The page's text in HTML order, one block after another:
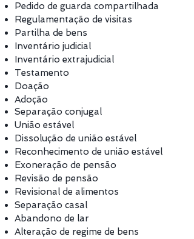
Pedido de guarda compartilhada
Regulamentação de visitas
Partilha de bens
Inventário judicial
Inventário extrajudicial
Testamento
Doação
Adoção
Separação conjugal
União estável
Dissolução de união estável
Reconhecimento de união estável
Exoneração de pensão
Revisão de pensão
Revisional de alimentos
Separação casal
Abandono de lar
Alteração de regime de bens